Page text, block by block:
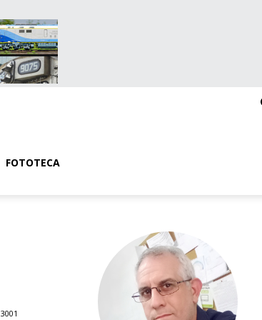
FOTOTECA
3001